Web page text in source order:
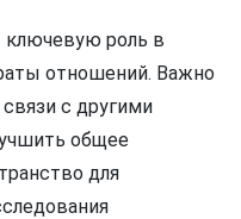
ключевую роль в
отношений. Важно
с другими
общее
для